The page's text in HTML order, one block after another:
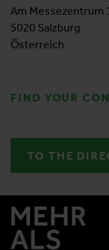
Am Messezentrum
5020 Salzburg
Österreich
FIND YOUR
TO THE